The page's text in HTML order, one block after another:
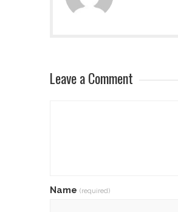
Leave a Comment
Name (required)